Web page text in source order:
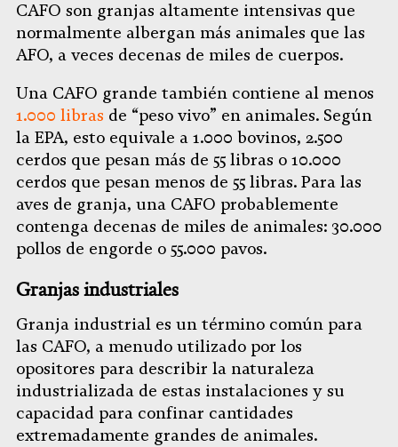
CAFO son granjas altamente intensivas que
normalmente albergan más animales que las
AFO, a veces decenas de miles de cuerpos.
Una CAFO grande también contiene al menos
1.000 libras de “peso vivo” en animales. Según
la EPA, esto equivale a 1.000 bovinos, 2.500
cerdos que pesan más de 55 libras o 10.000
cerdos que pesan menos de 55 libras. Para las
aves de granja, una CAFO probablemente
contenga decenas de miles de animales: 30.000
pollos de engorde o 55.000 pavos.
Granjas industriales
Granja industrial es un término común para
las CAFO, a menudo utilizado por los
opositores para describir la naturaleza
industrializada de estas instalaciones y su
capacidad para confinar cantidades
extremadamente grandes de animales.